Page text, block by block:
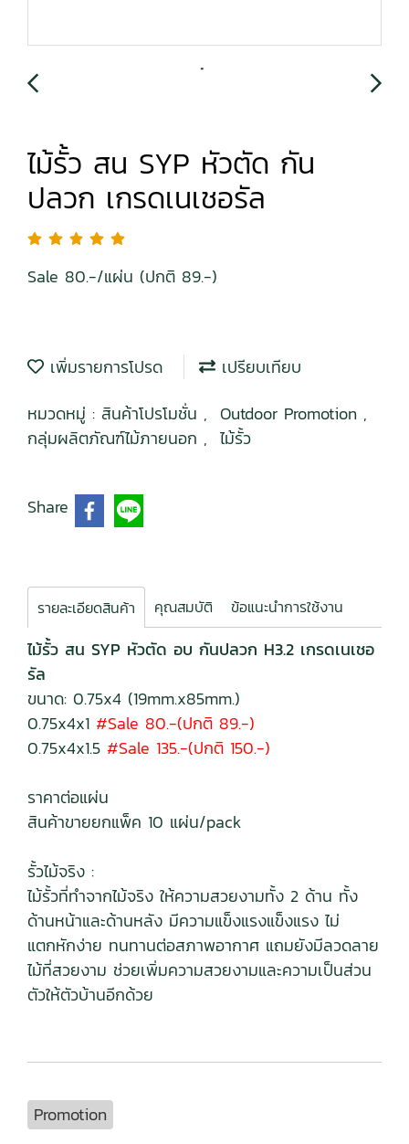
ไม้รั้ว สน SYP หัวตัด กัน
ปลวก เกรดเนเชอรัล
Sale 80.-/แผ่น (ปกติ 89.-)
เพิ่มรายการโปรด
เปรียบเทียบ
หมวดหมู่ : สินค้าโปรโมชั่น , Outdoor Promotion ,
กลุ่มผลิตภัณฑ์ไม้ภายนอก , ไม้รั้ว
Share
รายละเอียดสินค้า คุณสมบัติ ข้อแนะนำการใช้งาน
ไม้รั้ว สน SYP หัวตัด อบ กันปลวก H3.2 เกรดเนเชอ
รัล
ขนาด: 0.75x4 (19mm.x85mm.)
0.75x4x1 #Sale 80.-(ปกติ 89.-)
0.75x4x1.5 #Sale 135.-(ปกติ 150.-)
ราคาต่อแผ่น
สินค้าขายยกแพ็ค 10 แผ่น/pack
รั้วไม้จริง :
ไม้รั้วที่ทำจากไม้จริง ให้ความสวยงามทั้ง 2 ด้าน ทั้ง
ด้านหน้าและด้านหลัง มีความแข็งแรงแข็งแรง ไม่
แตกหักง่าย ทนทานต่อสภาพอากาศ แถมยังมีลวดลาย
ไม้ที่สวยงาม ช่วยเพิ่มความสวยงามและความเป็นส่วน
ตัวให้ตัวบ้านอีกด้วย
Promotion